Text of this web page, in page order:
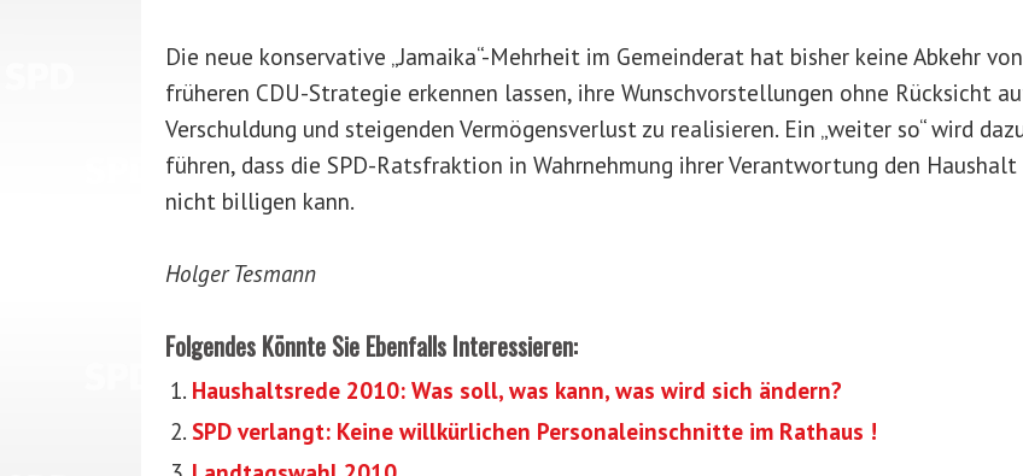
Die neue konservative „Jamaika“-Mehrheit im Gemeinderat hat bisher keine Abkehr
früheren CDU-Strategie erkennen lassen, ihre Wunschvorstellungen ohne Rücksicht
Verschuldung und steigenden Vermögensverlust zu realisieren. Ein „weiter so“ wird
führen, dass die SPD-Ratsfraktion in Wahrnehmung ihrer Verantwortung den Haushalt
nicht billigen kann.
Holger Tesmann
Folgendes Könnte Sie Ebenfalls Interessieren:
Haushaltsrede 2010: Was soll, was kann, was wird sich ändern?
SPD verlangt: Keine willkürlichen Personaleinschnitte im Rathaus !